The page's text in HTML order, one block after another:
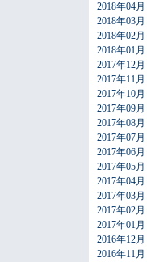
2018年04月
2018年03月
2018年02月
2018年01月
2017年12月
2017年11月
2017年10月
2017年09月
2017年08月
2017年07月
2017年06月
2017年05月
2017年04月
2017年03月
2017年02月
2017年01月
2016年12月
2016年11月